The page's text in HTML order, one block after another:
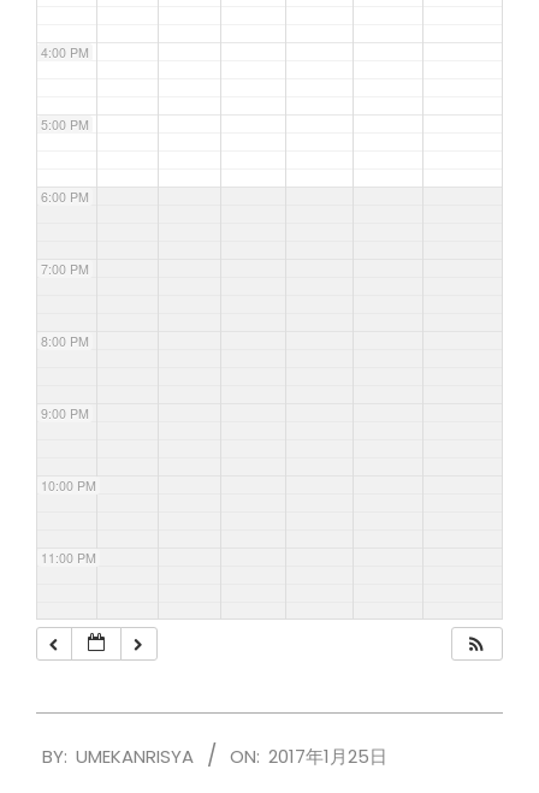
4:00 PM
5:00 PM
6:00 PM
7:00 PM
8:00 PM
9:00 PM
10:00 PM
11:00 PM
01-
BY: UMEKANRISYA ON: 2017年1月25日